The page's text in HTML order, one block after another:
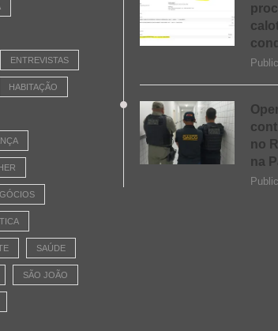
ENTREVISTAS
HABITAÇÃO
SAÚDE
SÃO JOÃO
no
na